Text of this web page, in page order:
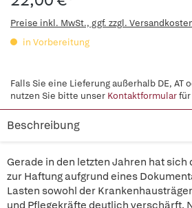
Preise inkl. MwSt., ggf. zzgl.
in Vorbereitung
Falls Sie eine Lieferung außerhalb DE, AT
nutzen Sie bitte unser Kontaktformularfür
Beschreibung
Gerade in den letzten Jahren hat
zur Haftung aufgrund eines
Lasten sowohl der
und Pflegekräfte deutlich verschärft.